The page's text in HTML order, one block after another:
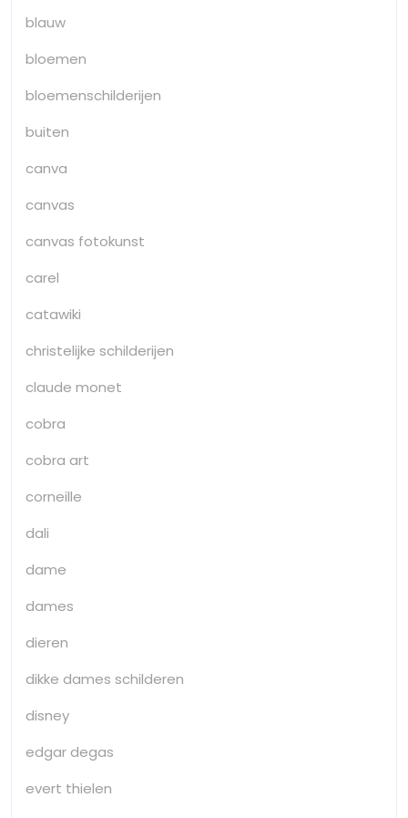
blauw
bloemen
bloemenschilderijen
buiten
canva
canvas
canvas fotokunst
carel
catawiki
christelijke schilderijen
claude monet
cobra
cobra art
corneille
dali
dame
dames
dieren
dikke dames schilderen
disney
edgar degas
evert thielen